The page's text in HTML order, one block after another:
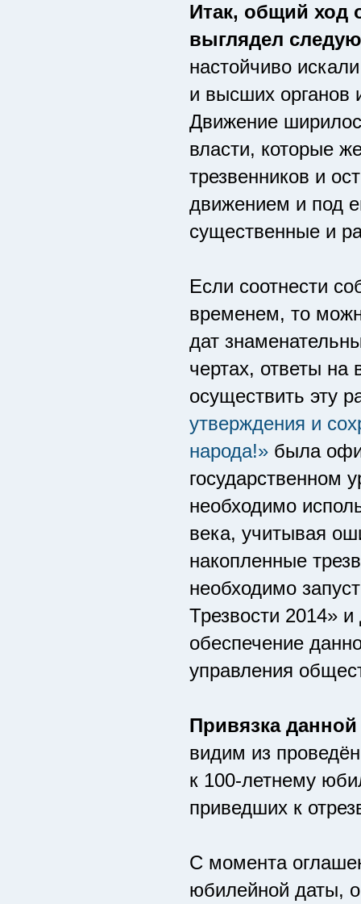
Итак, общий ход
выглядел
настойчиво
и высших органов
Движение
власти, которые
трезвенников и
движением и под
существенные и
Если соотнести
временем, то
дат
чертах, ответы на
осуществить эту
утверждения и
народа!» была
государственном
необходимо
века, учитывая
накопленные
необходимо
Трезвости 2014»
обеспечение
управления
Привязка
видим из
к 100-летнему
приведших к
С момента
юбилейной даты,